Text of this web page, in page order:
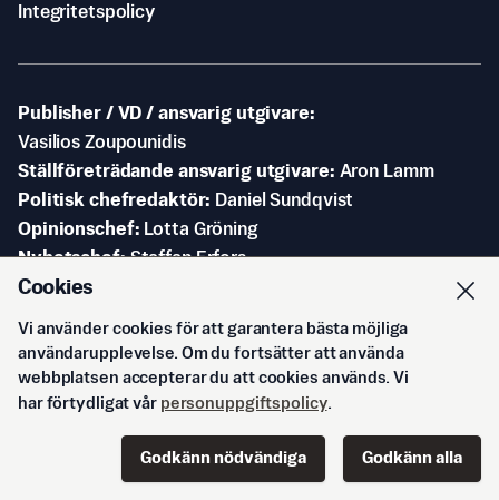
Integritetspolicy
Publisher / VD / ansvarig utgivare
Vasilios Zoupounidis
Ställföreträdande ansvarig utgivare Aron Lamm
Politisk chefredaktör
Daniel Sundqvist
Opinionschef
Lotta Gröning
Nyhetschef Staffan Erfors
Sportchef
Svenska Epoch Times AB
DN-skrapan
Rålambsvägen 17
112 59 Stockholm
Cookies
Vi använder cookies för att garantera bästa möjliga
användarupplevelse. Om du fortsätter att använda
webbplatsen accepterar du att cookies används. Vi
har förtydligat vår personuppgiftspolicy.
Godkänn nödvändiga Godkänn alla